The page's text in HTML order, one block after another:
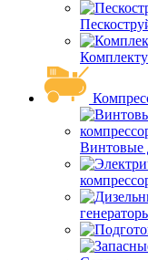
Винтовые